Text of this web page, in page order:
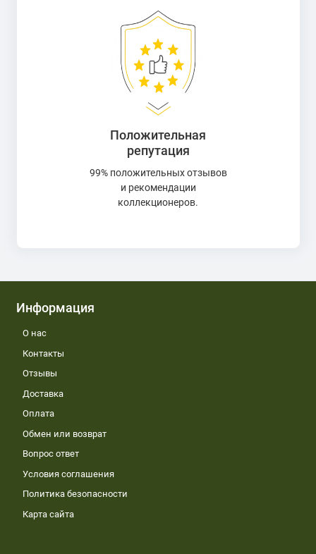
Положительная
репутация
99% положительных отзывов
и рекомендации
коллекционеров.
Информация
О нас
Контакты
Отзывы
Доставка
Оплата
Обмен или возврат
Вопрос ответ
Условия соглашения
Политика безопасности
Карта сайта